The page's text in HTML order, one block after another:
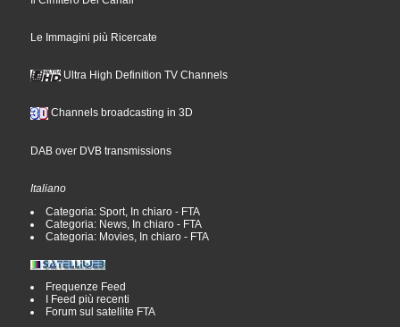
Le Immagini più Ricercate
Ultra High Definition TV Channels
Channels broadcasting in 3D
DAB over DVB transmissions
Italiano
Categoria: Sport, In chiaro - FTA
Categoria: News, In chiaro - FTA
Categoria: Movies, In chiaro - FTA
Frequenze Feed
I Feed più recenti
Forum sul satellite FTA